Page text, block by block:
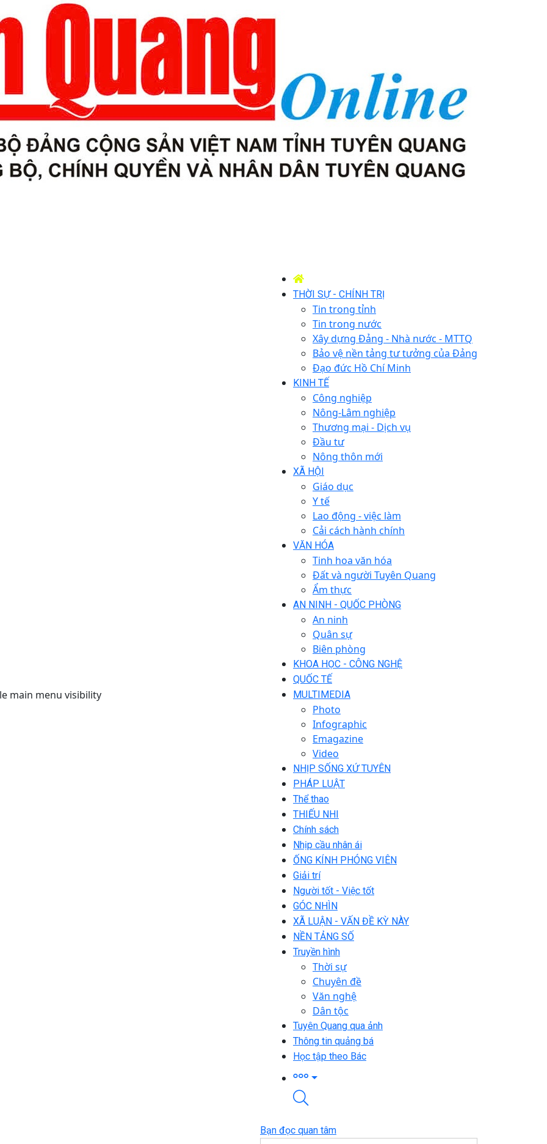
main menu visibility
THỜI SỰ - CHÍNH TRỊ
Tin trong tỉnh
Tin trong nước
Xây dựng Đảng - Nhà nước - MTTQ
Bảo vệ nền tảng tư tưởng của Đảng
Đạo đức Hồ Chí Minh
KINH TẾ
Công nghiệp
Nông-Lâm nghiệp
Thương mại - Dịch vụ
Đầu tư
Nông thôn mới
XÃ HỘI
Giáo dục
Y tế
Lao động - việc làm
Cải cách hành chính
VĂN HÓA
Tinh hoa văn hóa
Đất và người Tuyên Quang
Ẩm thực
AN NINH - QUỐC PHÒNG
An ninh
Quân sự
Biên phòng
KHOA HỌC - CÔNG NGHỆ
QUỐC TẾ
MULTIMEDIA
Photo
Infographic
Emagazine
Video
NHỊP SỐNG XỨ TUYÊN
PHÁP LUẬT
Thể thao
THIẾU NHI
Chính sách
Nhịp cầu nhân ái
ỐNG KÍNH PHÓNG VIÊN
Giải trí
Người tốt - Việc tốt
GÓC NHÌN
XÃ LUẬN - VẤN ĐỀ KỲ NÀY
NỀN TẢNG SỐ
Truyền hình
Thời sự
Chuyên đề
Văn nghệ
Dân tộc
Tuyên Quang qua ảnh
Thông tin quảng bá
Học tập theo Bác
Bạn đọc quan tâm